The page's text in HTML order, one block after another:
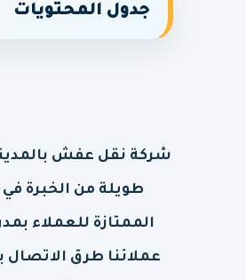
جدول المحتويات
شركة نقل عفش
طويلة من الخبرة
الممتازة للعملاء
عملائنا طرق الاتصال